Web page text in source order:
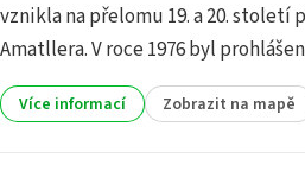
vznikla na přelomu 19. a 20.
Amatllera. V roce 1976 byl
Více informací Zobrazit na mapě